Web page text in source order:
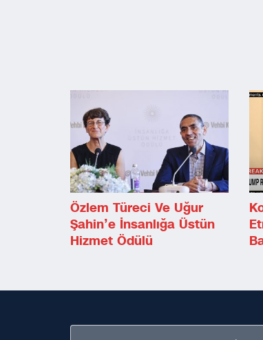
Özlem Türeci Ve Uğur
Şahin’e İnsanlığa Üstün
Hizmet Ödülü